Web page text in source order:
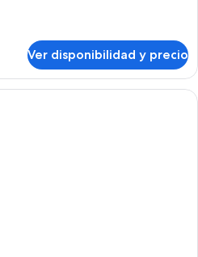
Ver disponibilidad y precio
Una sala de estar con muebles de